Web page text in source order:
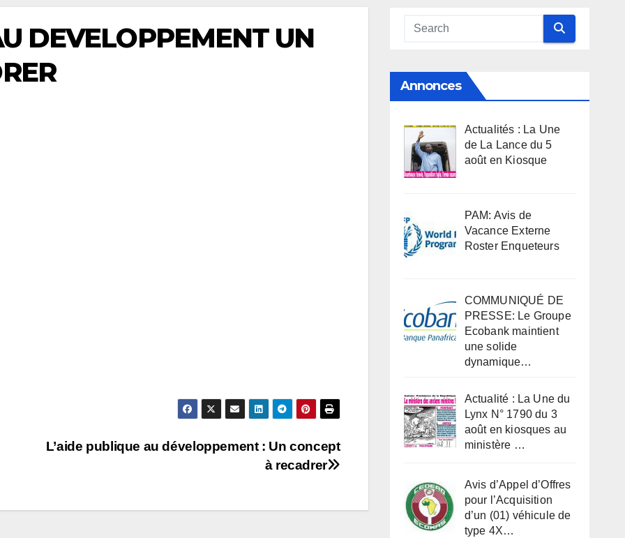
DEVELOPPEMENT UN
L’aide publique au développement : Un concept
à recadrer
Annonces
Actualités : La Une
de La Lance du 5
août en Kiosque
PAM: Avis de
Vacance Externe
Roster Enqueteurs
COMMUNIQUÉ DE
PRESSE: Le Groupe
Ecobank maintient
une solide
dynamique…
Actualité : La Une du
Lynx N° 1790 du 3
août en kiosques au
ministère …
Avis d’Appel d’Offres
pour l’Acquisition
d’un (01) véhicule de
type 4X…